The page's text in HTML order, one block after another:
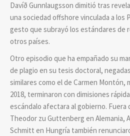
Davíð Gunnlaugsson dimitió tras
una sociedad offshore vinculada a los
gesto que subrayó los estándares de
otros países.
Otro episodio que ha empañado su
de plagio en su tesis doctoral,
similares como el de Carmen Montón,
2018, terminaron con dimisiones
escándalo afectara al gobierno. Fuera
Theodor zu Guttenberg en Alemania,
Schmitt en Hungría también